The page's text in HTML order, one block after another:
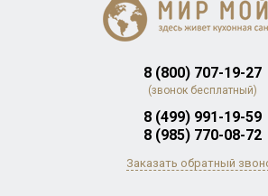
8 (800) 707-19-27
(звонок бесплатный)
8 (499) 991-19-59
8 (985) 770-08-72
Заказать обратный